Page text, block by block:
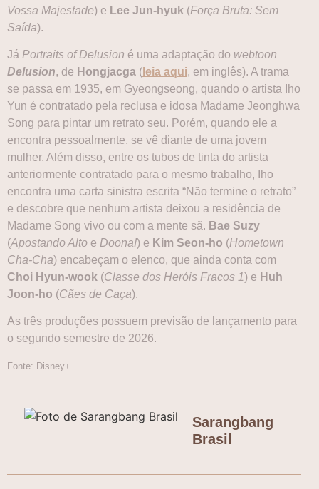
Vossa Majestade) e Lee Jun-hyuk (Força Bruta: Sem
Saída).
Já Portraits of Delusion é uma adaptação do webtoon
Delusion, de Hongjacga ( leia aqui, em inglês). A trama
se passa em 1935, em Gyeongseong, quando o artista Iho
Yun é contratado pela reclusa e idosa Madame Jeonghwa
Song para pintar um retrato seu. Porém, quando ele a
encontra pessoalmente, se vê diante de uma jovem
mulher. Além disso, entre os tubos de tinta do artista
anteriormente contratado para o mesmo trabalho, Iho
encontra uma carta sinistra escrita “Não termine o retrato”
e descobre que nenhum artista deixou a residência de
Madame Song vivo ou com a mente sã. Bae Suzy
(Apostando Alto e Doona!) e Kim Seon-ho (Hometown
Cha-Cha) encabeçam o elenco, que ainda conta com
Choi Hyun-wook (Classe dos Heróis Fracos 1) e Huh
Joon-ho (Cães de Caça).
As três produções possuem previsão de lançamento para
o segundo semestre de 2026.
Fonte: Disney+
Sarangbang
Brasil